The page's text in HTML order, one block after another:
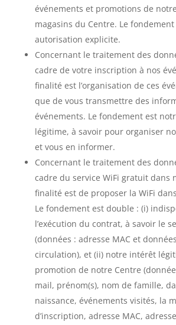
événements et promotions de
magasins du Centre. Le
autorisation explicite.
Concernant le traitement des
cadre de votre inscription à nos
finalité est l’organisation de ces
que de vous transmettre des
événements. Le fondement est
légitime, à savoir pour organiser
et vous en informer.
Concernant le traitement des
cadre du service WiFi gratuit dans
finalité est de proposer la WiFi
Le fondement est double : (i)
l’exécution du contrat, à savoir le
(données : adresse MAC et
circulation), et (ii) notre intérêt
promotion de notre Centre
mail, prénom(s), nom de famille,
naissance, événements visités, la
d’inscription, adresse MAC,